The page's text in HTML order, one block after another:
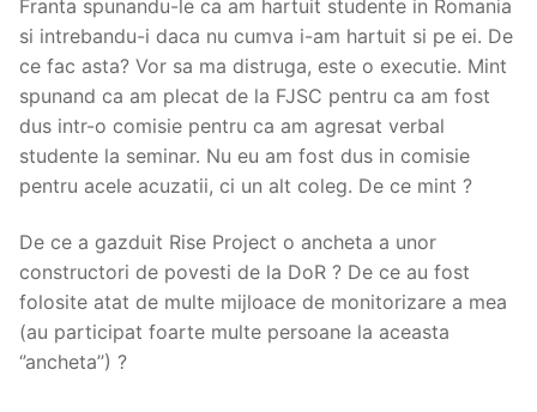
Franta spunandu-le ca am hartuit studente in Romania
si intrebandu-i daca nu cumva i-am hartuit si pe ei. De
ce fac asta? Vor sa ma distruga, este o executie. Mint
spunand ca am plecat de la FJSC pentru ca am fost
dus intr-o comisie pentru ca am agresat verbal
studente la seminar. Nu eu am fost dus in comisie
pentru acele acuzatii, ci un alt coleg. De ce mint ?
De ce a gazduit Rise Project o ancheta a unor
constructori de povesti de la DoR ? De ce au fost
folosite atat de multe mijloace de monitorizare a mea
(au participat foarte multe persoane la aceasta
‘’ancheta’’) ?